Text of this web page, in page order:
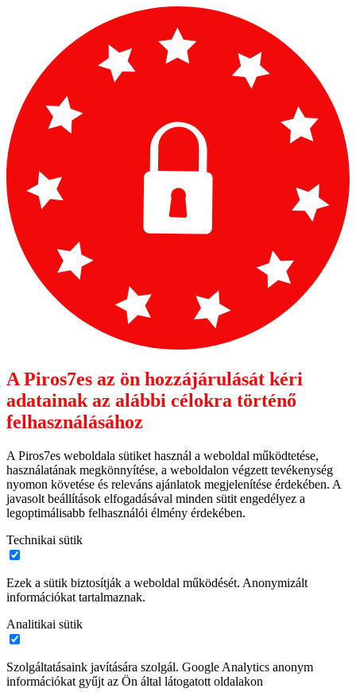
A Piros7es az ön hozzájárulását kéri
adatainak az alábbi célokra történő
felhasználásához
A Piros7es weboldala sütiket használ a weboldal működtetése,
használatának megkönnyítése, a weboldalon végzett tevékenység
nyomon követése és releváns ajánlatok megjelenítése érdekében. A
javasolt beállítások elfogadásával minden sütit engedélyez a
legoptimálisabb felhasználói élmény érdekében.
Technikai sütik
Ezek a sütik biztosítják a weboldal működését. Anonymizált
információkat tartalmaznak.
Analitikai sütik
Szolgáltatásaink javítására szolgál. Google Analytics anonym
információkat gyűjt az Ön által látogatott oldalakon